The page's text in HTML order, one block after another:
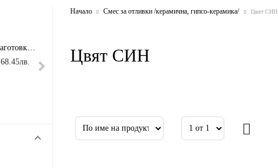
10 бр. - заготовка - Голяма книга
68.45лв.
€22.50
44.01лв.
Начало Смес за отливки /керамична, гипсо-керамика/ Цвят СИН
Цвят СИН